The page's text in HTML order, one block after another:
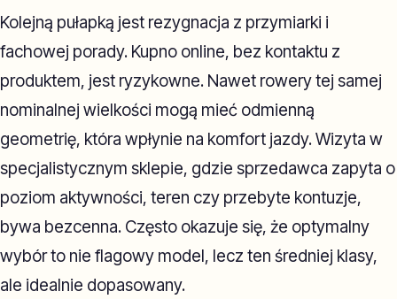
Kolejną pułapką jest rezygnacja z przymiarki i
fachowej porady. Kupno online, bez kontaktu z
produktem, jest ryzykowne. Nawet rowery tej samej
nominalnej wielkości mogą mieć odmienną
geometrię, która wpłynie na komfort jazdy. Wizyta w
specjalistycznym sklepie, gdzie sprzedawca zapyta o
poziom aktywności, teren czy przebyte kontuzje,
bywa bezcenna. Często okazuje się, że optymalny
wybór to nie flagowy model, lecz ten średniej klasy,
ale idealnie dopasowany.